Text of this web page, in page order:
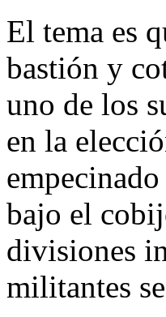
El tema es
bastión y
uno de los
en la
bajo el
divisiones
militantes